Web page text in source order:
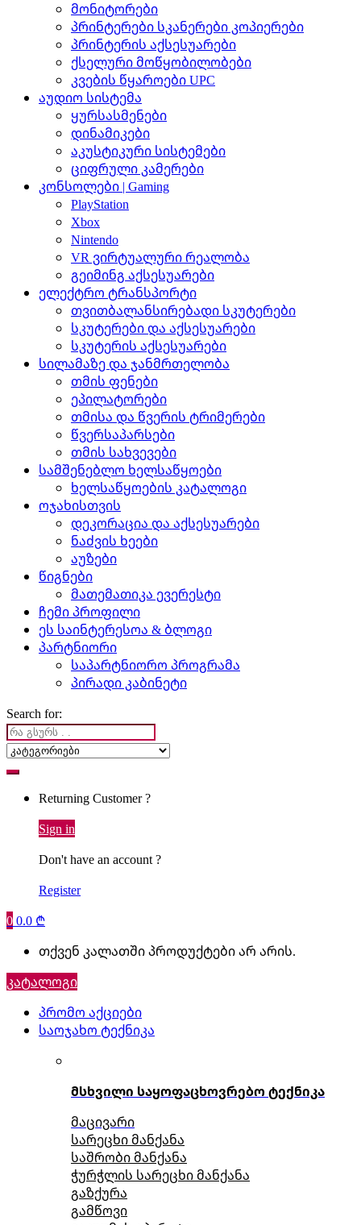
მონიტორები
პრინტერები სკანერები კოპიერები
პრინტერის აქსესუარები
ქსელური მოწყობილობები
კვების წყაროები UPC
აუდიო სისტემა
ყურსასმენები
დინამიკები
აკუსტიკური სისტემები
ციფრული კამერები
კონსოლები | Gaming
PlayStation
Xbox
Nintendo
VR ვირტუალური რეალობა
გეიმინგ აქსესუარები
ელექტრო ტრანსპორტი
თვითბალანსირებადი სკუტერები
სკუტერები და აქსესუარები
სკუტერის აქსესუარები
სილამაზე და ჯანმრთელობა
თმის ფენები
ეპილატორები
თმისა და წვერის ტრიმერები
წვერსაპარსები
თმის სახვევები
სამშენებლო ხელსაწყოები
ხელსაწყოების კატალოგი
ოჯახისთვის
დეკორაცია და აქსესუარები
ნაძვის ხეები
აუზები
წიგნები
მათემათიკა ევერესტი
ჩემი პროფილი
ეს საინტერესოა & ბლოგი
პარტნიორი
საპარტნიორო პროგრამა
პირადი კაბინეტი
Search for:
Returning Customer ?
Sign in
Don't have an account ?
Register
00.0 ₾
თქვენ კალათში პროდუქტები არ არის.
კატალოგი
პრომო აქციები
საოჯახო ტექნიკა
მსხვილი საყოფაცხოვრებო ტექნიკა
მაცივარი
სარეცხი მანქანა
საშრობი მანქანა
ჭურჭლის სარეცხი მანქანა
გაზქურა
გამწოვი